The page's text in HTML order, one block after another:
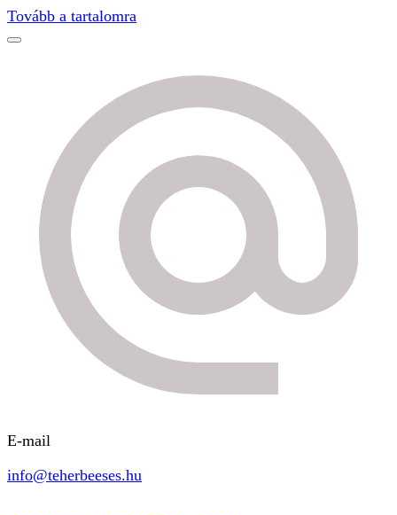
Tovább a tartalomra
E-mail
info@teherbeeses.hu